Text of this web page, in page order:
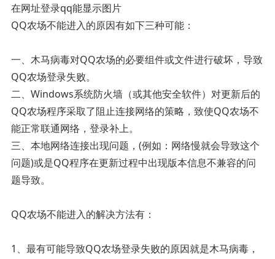
在网址登录qq能显示图片
QQ农场不能进入的原因有如下三种可能：
一、木马病毒对QQ农场的必要组件或文件进行破坏，导致
QQ农场登录失败。
二、Windows系统防火墙（或其他安全软件）对更新后的
QQ农场程序采取了阻止连接网络的策略，致使QQ农场不
能正常联通网络，登录补上。
三、本地网络连接出现问题，(例如：网络慢就会导致这个
问题)或是QQ程序在更新过程中出现版本信息不兼容的问
题导致。
QQ农场不能进入的解决方法有：
1、最有可能导致QQ农场登录失败的原因就是木马病毒，